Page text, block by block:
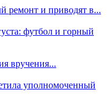
ремонт и приводят в...
футбол и горный
вручения...
уполномоченный